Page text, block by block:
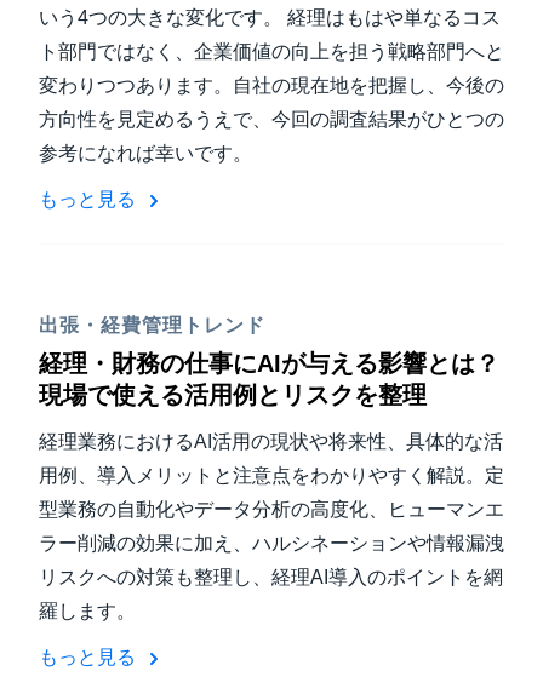
いう4つの大きな変化です。 経理はもはや単なるコス
ト部門ではなく、企業価値の向上を担う戦略部門へと
変わりつつあります。自社の現在地を把握し、今後の
方向性を見定めるうえで、今回の調査結果がひとつの
参考になれば幸いです。
もっと見る
出張・経費管理トレンド
経理・財務の仕事にAIが与える影響とは？
現場で使える活用例とリスクを整理
経理業務におけるAI活用の現状や将来性、具体的な活
用例、導入メリットと注意点をわかりやすく解説。定
型業務の自動化やデータ分析の高度化、ヒューマンエ
ラー削減の効果に加え、ハルシネーションや情報漏洩
リスクへの対策も整理し、経理AI導入のポイントを網
羅します。
もっと見る